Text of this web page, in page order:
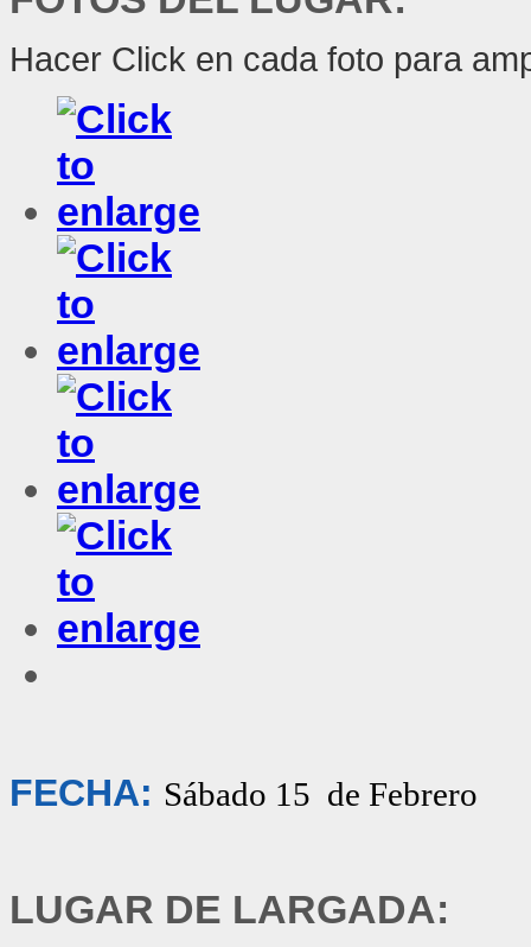
Hacer Click en cada foto para
FECHA: Sábado 15 de Febrero
LUGAR DE LARGADA: